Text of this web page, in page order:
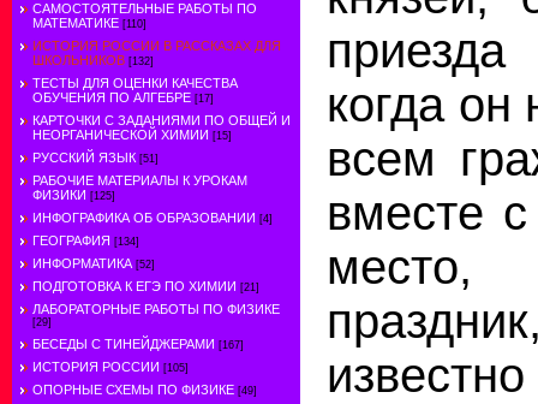
САМОСТОЯТЕЛЬНЫЕ РАБОТЫ ПО
МАТЕМАТИКЕ [110]
ИСТОРИЯ РОССИИ В РАССКАЗАХ ДЛЯ
ШКОЛЬНИКОВ [132]
ТЕСТЫ ДЛЯ ОЦЕНКИ КАЧЕСТВА
ОБУЧЕНИЯ ПО АЛГЕБРЕ [17]
КАРТОЧКИ С ЗАДАНИЯМИ ПО ОБЩЕЙ И
НЕОРГАНИЧЕСКОЙ ХИМИИ [15]
РУССКИЙ ЯЗЫК [51]
РАБОЧИЕ МАТЕРИАЛЫ К УРОКАМ
ФИЗИКИ [125]
ИНФОГРАФИКА ОБ ОБРАЗОВАНИИ [4]
ГЕОГРАФИЯ [134]
ИНФОРМАТИКА [52]
ПОДГОТОВКА К ЕГЭ ПО ХИМИИ [21]
ЛАБОРАТОРНЫЕ РАБОТЫ ПО ФИЗИКЕ
[29]
БЕСЕДЫ С ТИНЕЙДЖЕРАМИ [167]
ИСТОРИЯ РОССИИ [105]
ОПОРНЫЕ СХЕМЫ ПО ФИЗИКЕ [49]
когда он
всем
вместе